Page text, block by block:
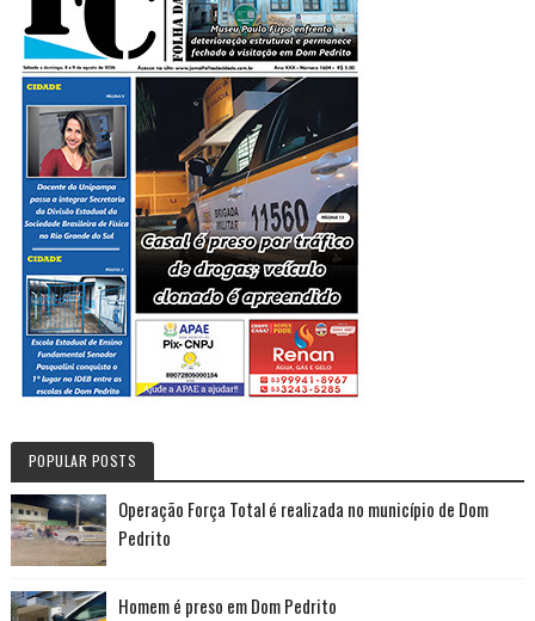
POPULAR POSTS
Operação Força Total é realizada no município de Dom
Pedrito
Homem é preso em Dom Pedrito